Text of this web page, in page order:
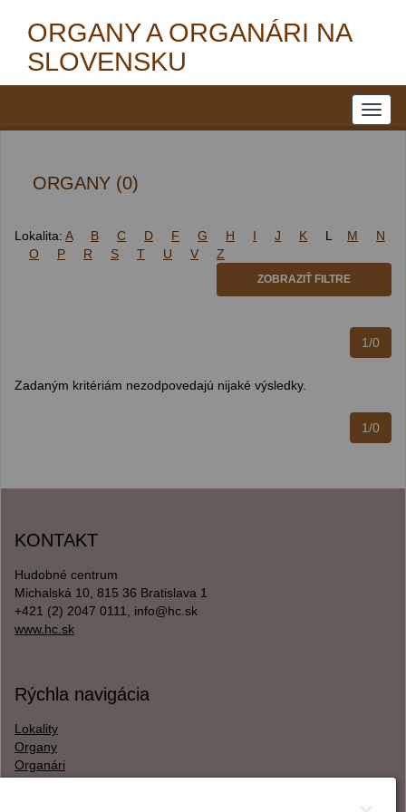
ORGANY A ORGANÁRI NA
SLOVENSKU
ORGANY (0)
Lokalita: A B C D F G H I J K L M
N
O
P R S T U V Z
ZOBRAZIŤ FILTRE
1/0
Zadaným kritériám nezodpovedajú nijaké výsledky.
1/0
KONTAKT
Hudobné centrum
Michalská 10, 815 36 Bratislava 1
+421 (2) 2047 0111, info@hc.sk
www.hc.sk
Rýchla navigácia
Lokality
Organy
Organári